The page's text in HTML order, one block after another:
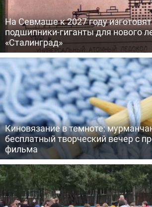
На Севмаше к 2027 году
подшипники-гиганты для нового
«Сталинград»
Киновязание в темноте:
бесплатный творческий вечер с
фильма